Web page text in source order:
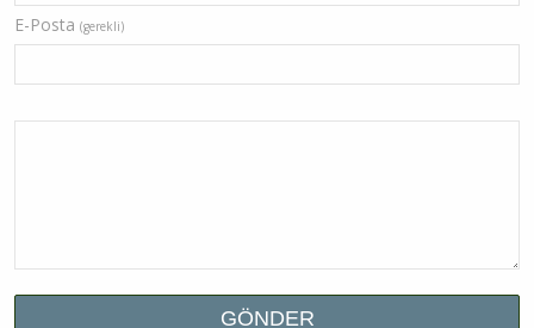
E-Posta (gerekli)